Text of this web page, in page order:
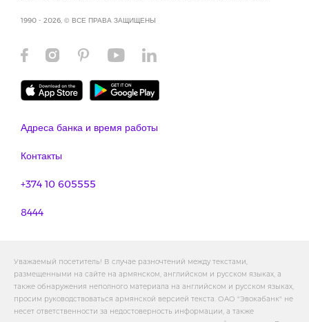
1990 - 2026, © ВСЕ ПРАВА ЗАЩИЩЕНЫ
Адреса банка и время работы
Контакты
+374 10 605555
8444
Уважаемый посетитель! В случае разночтений между текстами,
размещенными на сайте на армянском, английском и русском языках, а
также обнаружения неполного материала на английском и русском языках,
просим руководствоваться армянской версией текста. ОАО "Эвокабанк" не
несет ответственности за недостоверность информации, а также